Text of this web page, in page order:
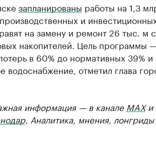
запланированы работы на 1,3
и
на замену и ремонт 26 тыс. м
накопителей. Цель программы
в 60% до нормативных 39% и
водоснабжение, отметил глава
информация — в канале MAXи
. Аналитика, мнения,